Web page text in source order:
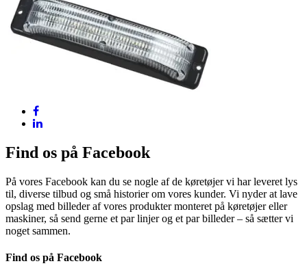
Find os på Facebook
På vores Facebook kan du se nogle af de køretøjer vi har leveret lys
til, diverse tilbud og små historier om vores kunder. Vi nyder at lave
opslag med billeder af vores produkter monteret på køretøjer eller
maskiner, så send gerne et par linjer og et par billeder – så sætter vi
noget sammen.
Find os på Facebook